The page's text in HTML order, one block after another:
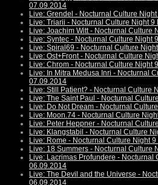
07.09.2014
Live: Grendel - Nocturnal Culture
Live: Triarii - Nocturnal Culture Night
Live: Joachim Witt - Nocturnal Culture
Live: Syntec - Nocturnal Culture Night
Live: Spiral69 - Nocturnal Culture
Live: Ost+Front - Nocturnal Culture
Live: Chrom - Nocturnal Culture Night
Live: In Mitra Medusa Inri - Nocturnal
07.09.2014
Live: Still Patient? - Nocturnal Culture
Live: The Saint Paul - Nocturnal
Live: Do Not Dream - Nocturnal
Live: Moon.74 - Nocturnal Culture
Live: Peter Heppner - Nocturnal
Live: Klangstabil - Nocturnal Culture
Live: Rome - Nocturnal Culture Night
Live: 18 Summers - Nocturnal Culture
Live: Lacrimas Profundere - Nocturnal
06.09.2014
Live: The Devil and the Universe -
06.09.2014